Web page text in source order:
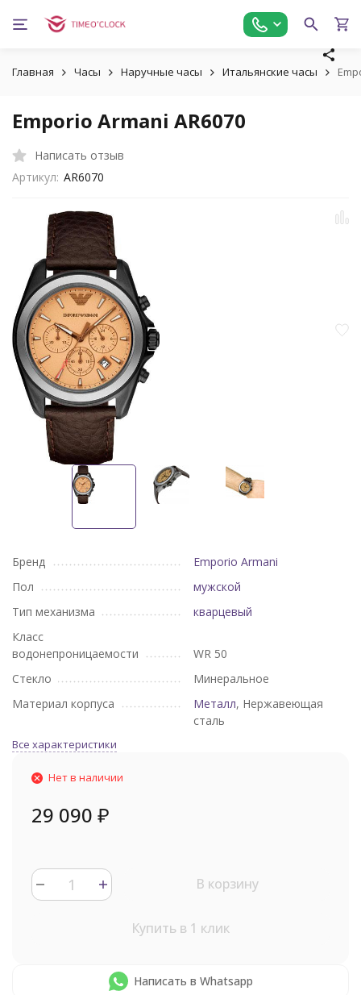
Главная Часы Наручные часы Итальянские часы
Emporio Armani AR6070
Написать отзыв
Артикул: AR6070
Бренд
Emporio Armani
Пол
мужской
Тип механизма
кварцевый
Класс
водонепроницаемости
WR 50
Стекло
Минеральное
Материал корпуса
Металл, Нержавеющая
сталь
Все характеристики
Нет в наличии
29 090 ₽
В корзину
Купить в 1 клик
Написать в Whatsapp